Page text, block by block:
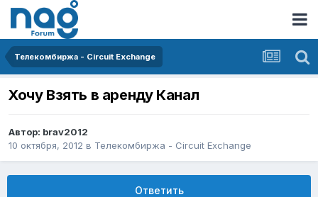
Телекомбиржа - Circuit Exchange
Хочу Взять в аренду Канал
Автор: brav2012
10 октября, 2012 в Телекомбиржа - Circuit Exchange
Ответить